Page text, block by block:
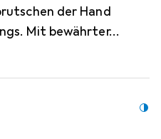
der Hand
Mit bewährter